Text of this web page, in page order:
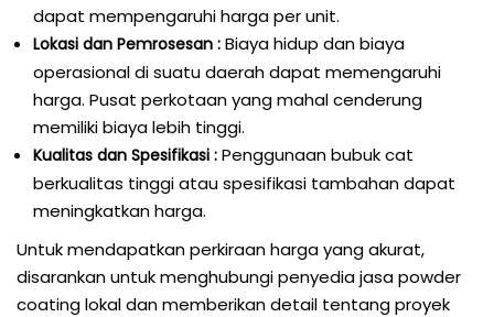
dapat mempengaruhi harga per unit.
Lokasi dan Pemrosesan : Biaya hidup dan biaya
operasional di suatu daerah dapat memengaruhi
harga. Pusat perkotaan yang mahal cenderung
memiliki biaya lebih tinggi.
Kualitas dan Spesifikasi : Penggunaan bubuk cat
berkualitas tinggi atau spesifikasi tambahan dapat
meningkatkan harga.
Untuk mendapatkan perkiraan harga yang akurat,
disarankan untuk menghubungi penyedia jasa powder
coating lokal dan memberikan detail tentang proyek